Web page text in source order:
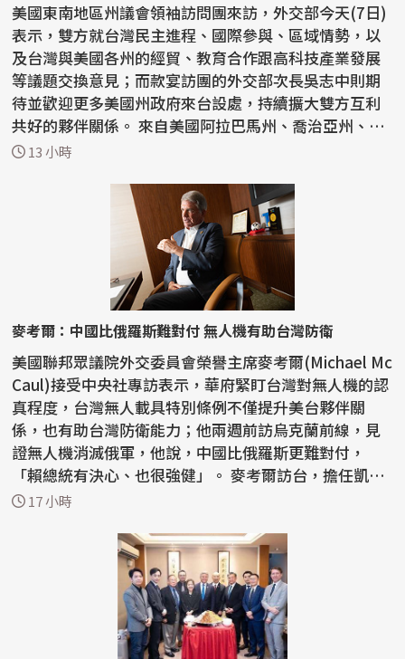
美國東南地區州議會領袖訪問團來訪，外交部今天(7日)
表示，雙方就台灣民主進程、國際參與、區域情勢，以
及台灣與美國各州的經貿、教育合作跟高科技產業發展
等議題交換意見；而款宴訪團的外交部次長吳志中則期
待並歡迎更多美國州政府來台設處，持續擴大雙方互利
共好的夥伴關係。 來自美國阿拉巴馬州、喬治亞州、肯
塔基...
13 小時
麥考爾：中國比俄羅斯難對付 無人機有助台灣防衛
美國聯邦眾議院外交委員會榮譽主席麥考爾(Michael Mc
Caul)接受中央社專訪表示，華府緊盯台灣對無人機的認
真程度，台灣無人載具特別條例不僅提升美台夥伴關
係，也有助台灣防衛能力；他兩週前訪烏克蘭前線，見
證無人機消滅俄軍，他說，中國比俄羅斯更難對付，
「賴總統有決心、也很強健」。 麥考爾訪台，擔任凱達
格蘭論壇...
17 小時